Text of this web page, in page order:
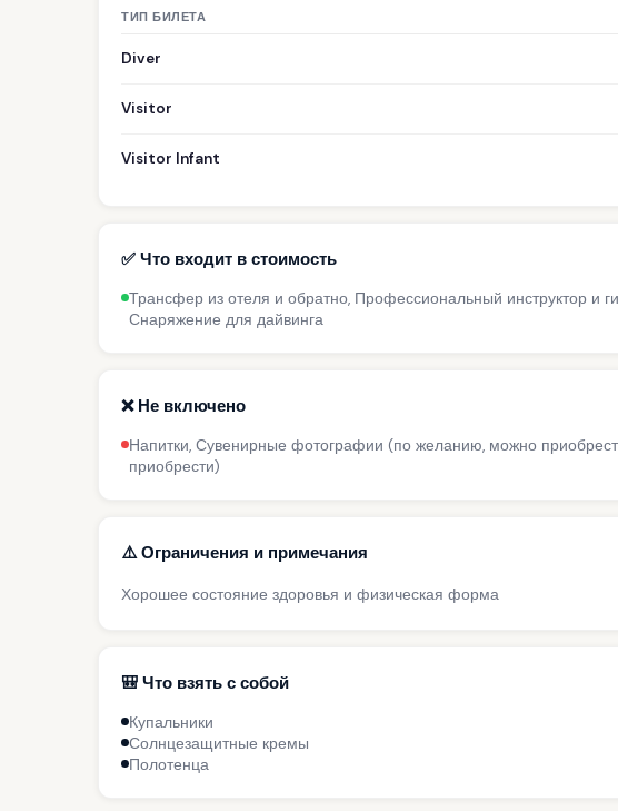
ТИП БИЛЕТА
Diver
Visitor
Visitor Infant
✅ Что входит в стоимость
Трансфер из отеля и обратно, Профессиональный инструктор и
Снаряжение для дайвинга
❌ Не включено
Напитки, Сувенирные фотографии (по желанию, можно
приобрести)
⚠️ Ограничения и примечания
Хорошее состояние здоровья и физическая форма
🎒 Что взять с собой
Купальники
Солнцезащитные кремы
Полотенца